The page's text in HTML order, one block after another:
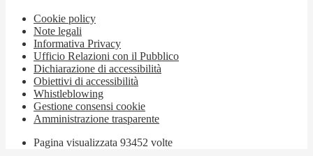
Cookie policy
Note legali
Informativa Privacy
Ufficio Relazioni con il Pubblico
Dichiarazione di accessibilità
Obiettivi di accessibilità
Whistleblowing
Gestione consensi cookie
Amministrazione trasparente
Pagina visualizzata 93452 volte